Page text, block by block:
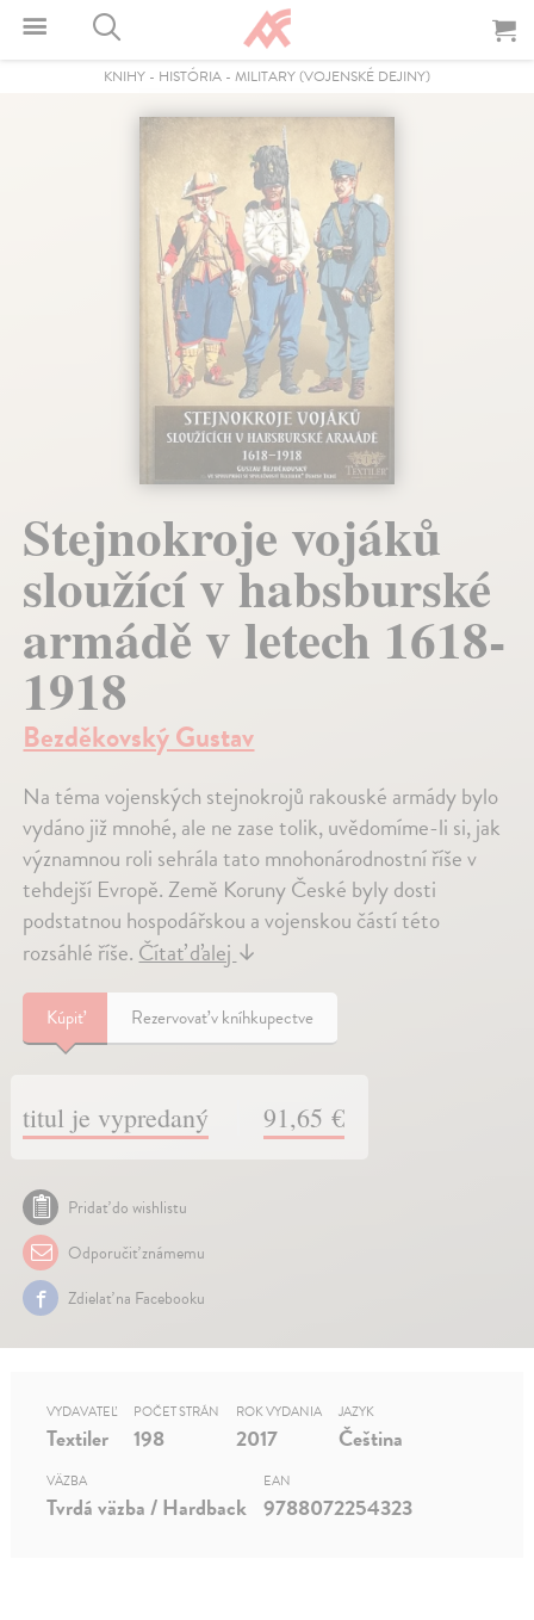
KNIHY - HISTÓRIA - MILITARY (VOJENSKÉ DEJINY)
Stejnokroje vojáků
sloužící v habsburské
armádě v letech 1618-
1918
Bezděkovský Gustav
Na téma vojenských stejnokrojů rakouské armády bylo
vydáno již mnohé, ale ne zase tolik, uvědomíme-li si, jak
významnou roli sehrála tato mnohonárodnostní říše v
tehdejší Evropě. Země Koruny České byly dosti
podstatnou hospodářskou a vojenskou částí této
rozsáhlé říše. Čítať ďalej ↓
Kúpiť Rezervovať v kníhkupectve
titul je vypredaný 91,65 €
Pridať do wishlistu
Odporučiť známemu
Zdielať na Facebooku
VYDAVATEĽ
Textiler
POČET STRÁN
198
ROK VYDANIA
2017
JAZYK
Čeština
VÄZBA
Tvrdá väzba / Hardback
EAN
9788072254323